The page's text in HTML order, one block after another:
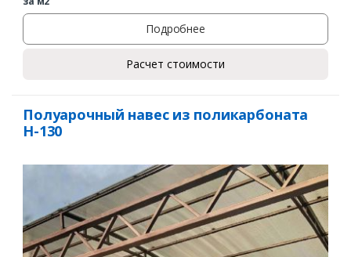
Подробнее
Расчет стоимости
Полуарочный навес из поликарбоната
Н-130